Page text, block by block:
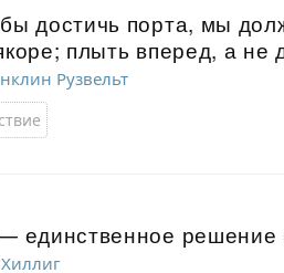
достичь порта, мы
плыть вперед, а не
Рузвельт
единственное решение